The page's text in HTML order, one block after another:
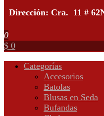
Dirección: Cra. 11 #
0
$ 0
Categorías
Accesorios
Batolas
Blusas en Seda
Bufandas